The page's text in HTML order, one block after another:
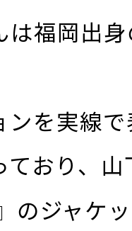
は福岡出
ンを実線
ており、
のジャケ